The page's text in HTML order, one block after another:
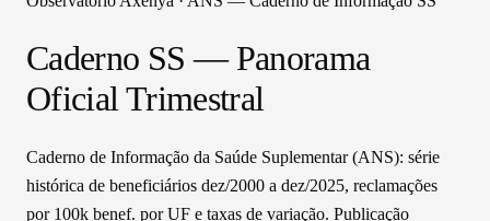
Caderno SS — Panorama
Oficial Trimestral
Caderno de Informação da Saúde Suplementar (ANS): série
histórica de beneficiários dez/2000 a dez/2025, reclamações
por 100k benef. por UF e taxas de variação. Publicação